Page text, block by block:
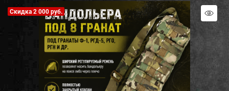
Скидка 2 000 руб.